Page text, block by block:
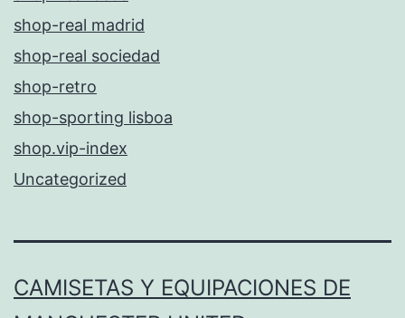
shop-real madrid
shop-real sociedad
shop-retro
shop-sporting lisboa
shop.vip-index
Uncategorized
CAMISETAS Y EQUIPACIONES DE